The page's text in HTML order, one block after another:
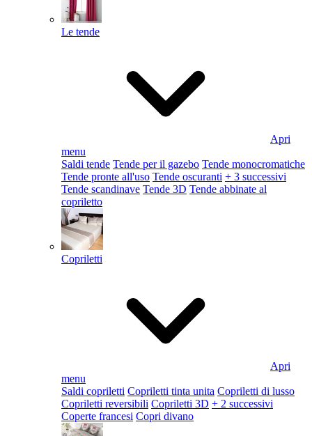
Le tende
Apri
menu
Saldi tende Tende per il gazebo Tende monocromatiche
Tende pronte all'uso Tende oscuranti + 3 successivi
Tende scandinave Tende 3D Tende abbinate al
copriletto
Copriletti
Apri
menu
Saldi copriletti Copriletti tinta unita Copriletti di lusso
Copriletti reversibili Copriletti 3D + 2 successivi
Coperte francesi Copri divano